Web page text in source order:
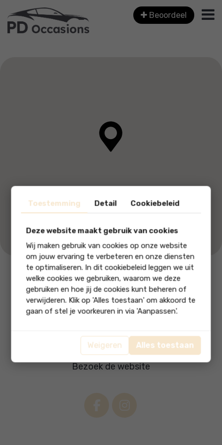
Beoordeel
Bel ons
06 51993811
Stuur ons
een email
Madame Curiestraat 11•3316 GN Dordrecht
06 51993811•info@pdoccasions.nl
Bezoek de website
Toestemming Detail Cookiebeleid
Deze website maakt gebruik van cookies
Wij maken gebruik van cookies op onze website
om jouw ervaring te verbeteren en onze diensten
te optimaliseren. In dit cookiebeleid leggen we uit
welke cookies we gebruiken, waarom we deze
gebruiken en hoe jij de cookies kunt beheren of
verwijderen. Klik op 'Alles toestaan' om akkoord te
gaan of stel je voorkeuren in via 'Aanpassen'.
Weigeren Alles toestaan